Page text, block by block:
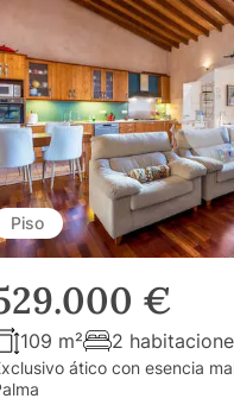
Piso
€
109 m² 2
ático con esencia